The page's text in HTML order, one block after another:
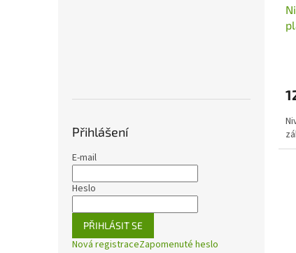
Přihlášení
E-mail
Heslo
PŘIHLÁSIT SE
Nová registraceZapomenuté heslo